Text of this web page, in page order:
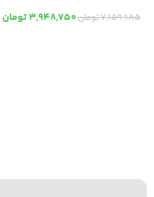
7,159,685تومان3,948,750تومان